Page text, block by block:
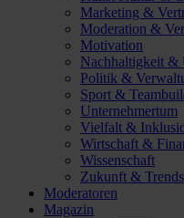
Marketing &
Moderation &
Motivation
Nachhaltigkeit &
Politik &
Sport &
Unternehmertum
Vielfalt &
Wirtschaft &
Wissenschaft
Zukunft & Trends
Moderatoren
Magazin